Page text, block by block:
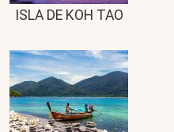
ISLA DE KOH TAO